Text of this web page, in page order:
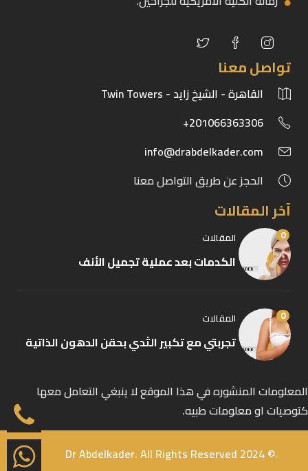
تواصل معنا
القاهرة - الشيخ زايد - Twin Towers
201066363306+
info@drabdelkader.com
الحجز عن طريق التواصل معنا
آخر المقالات
0 المقالات
الكدمات بعد عملية تجميل الأنف
0 المقالات
تجربتي مع تكبير الثدي بحقن الدهون الذاتية
المعلومات المنشوره في هذا الموقع لا ينبغي التعامل معها
كتوصيات او معلومات طبيه.
.© 2024 Dr Abdelkader. All Rights Reserved